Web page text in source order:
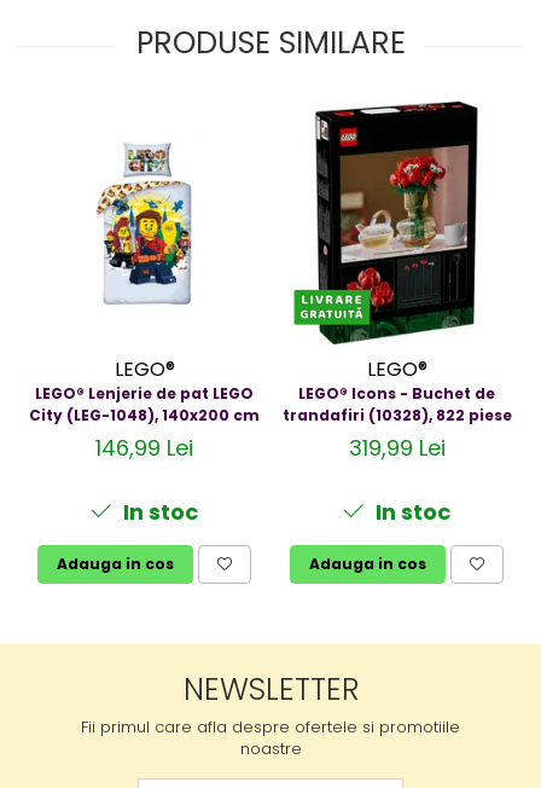
PRODUSE SIMILARE
LEGO®
LEGO® Lenjerie de pat LEGO
City (LEG-1048), 140x200 cm
146,99 Lei
In stoc
Adauga in cos
LEGO®
LEGO® Icons - Buchet de
trandafiri (10328), 822 piese
319,99 Lei
In stoc
Adauga in cos
NEWSLETTER
Fii primul care afla despre ofertele si promotiile
noastre